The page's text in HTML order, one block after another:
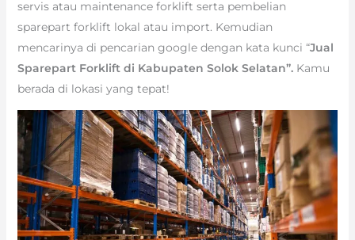
servis atau maintenance forklift serta pembelian
sparepart forklift lokal atau import. Kemudian
mencarinya di pencarian google dengan kata kunci “Jual
Sparepart Forklift di Kabupaten Solok Selatan”. Kamu
berada di lokasi yang tepat!